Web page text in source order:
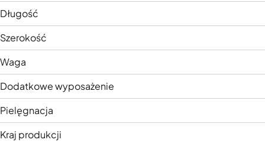
Długość
Szerokość
Waga
Dodatkowe wyposażenie
Pielęgnacja
Kraj produkcji